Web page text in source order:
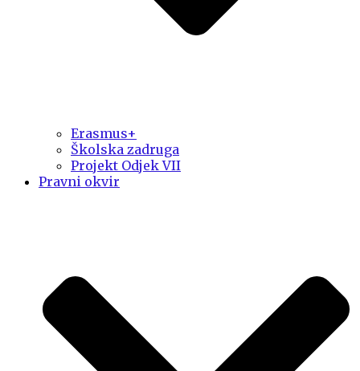
Erasmus+
Školska zadruga
Projekt Odjek VII
Pravni okvir